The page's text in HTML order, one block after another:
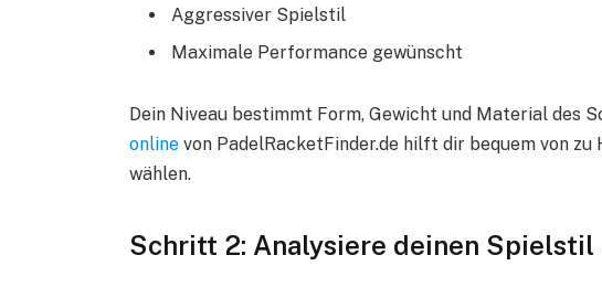
Aggressiver Spielstil
Maximale Performance gewünscht
Dein Niveau bestimmt Form, Gewicht und Material des
online von PadelRacketFinder.de hilft dir bequem von
wählen.
Schritt 2: Analysiere deinen Spielstil